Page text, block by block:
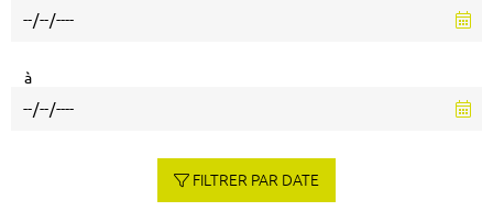
à
FILTRER PAR DATE